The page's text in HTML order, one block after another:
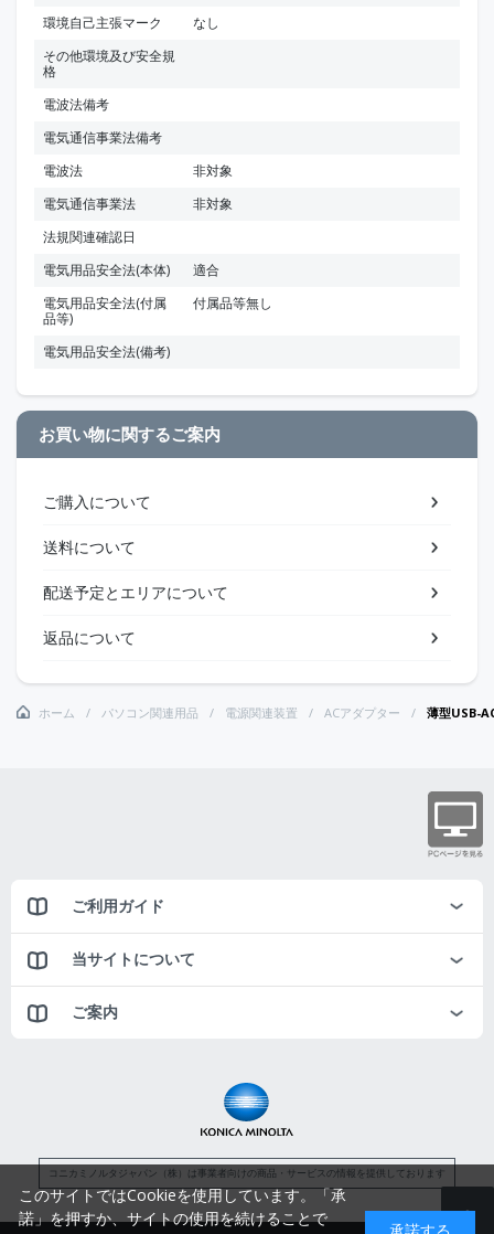
環境自己主張マーク
なし
その他環境及び安全規
格
電波法備考
電気通信事業法備考
電波法
非対象
電気通信事業法
非対象
法規関連確認日
電気用品安全法(本体)
適合
電気用品安全法(付属
品等)
付属品等無し
電気用品安全法(備考)
お買い物に関するご案内
ご購入について
送料について
配送予定とエリアについて
返品について
ホーム パソコン関連用品 電源関連装置 ACアダプター 薄型USB-
ご利用ガイド
当サイトについて
ご案内
コニカミノルタジャパン（株）は事業者向けの商品・サービスの情報を提供しております
このサイトではCookieを使用しています。「承
諾」を押すか、サイトの使用を続けることで